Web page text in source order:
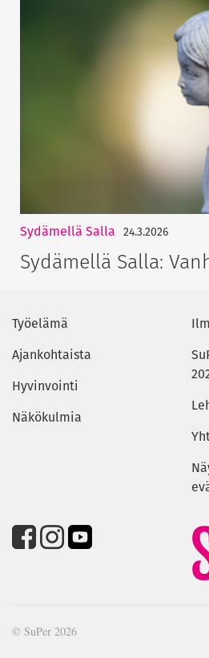
Sydämellä Salla 24.3.2026
Sydämellä Salla:
Työelämä
Ajankohtaista
Hyvinvointi
Näkökulmia
© SuPer 2026